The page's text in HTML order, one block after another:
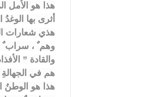
هذا هو الأمل
أثرى بها
هذي شعارات
وهم ٌ ، سراب
والقادة ”
هم في
هذا هو الوطنُ